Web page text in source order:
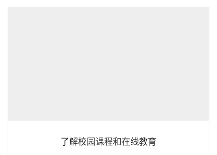
了解校园课程和在线教育